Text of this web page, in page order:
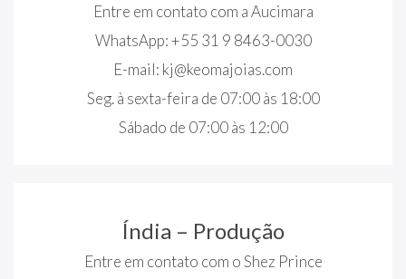
Entre em contato com a Aucimara
WhatsApp: +55 31 9 8463-0030
E-mail: kj@keomajoias.com
Seg. à sexta-feira de 07:00 às 18:00
Sábado de 07:00 às 12:00
Índia – Produção
Entre em contato com o Shez Prince